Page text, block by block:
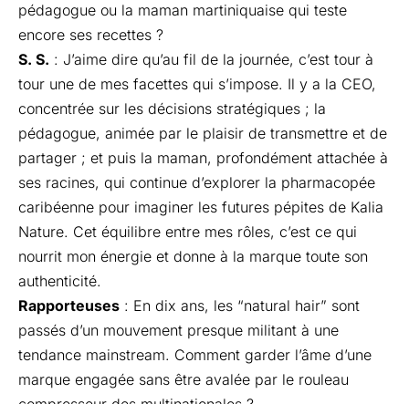
pédagogue ou la maman martiniquaise qui teste
encore ses recettes ?
S. S. : J’aime dire qu’au fil de la journée, c’est tour à
tour une de mes facettes qui s’impose. Il y a la CEO,
concentrée sur les décisions stratégiques ; la
pédagogue, animée par le plaisir de transmettre et de
partager ; et puis la maman, profondément attachée à
ses racines, qui continue d’explorer la pharmacopée
caribéenne pour imaginer les futures pépites de Kalia
Nature. Cet équilibre entre mes rôles, c’est ce qui
nourrit mon énergie et donne à la marque toute son
authenticité.
Rapporteuses : En dix ans, les “natural hair” sont
passés d’un mouvement presque militant à une
tendance mainstream. Comment garder l’âme d’une
marque engagée sans être avalée par le rouleau